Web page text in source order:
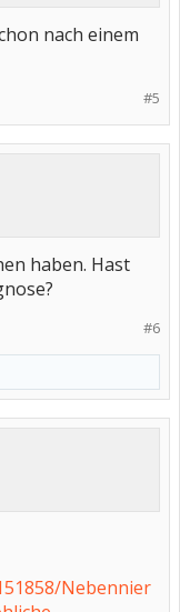
nach einem
#5
haben. Hast
#6
Nebennier